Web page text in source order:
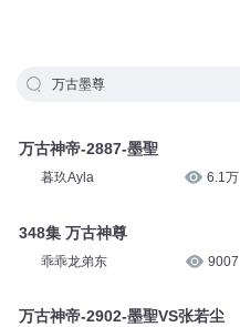
万古墨尊
万古神帝-2887-墨聖
暮玖Ayla 6.1万
348集 万古神尊
乖乖龙弟东 9007
万古神帝-2902-墨聖VS张若尘